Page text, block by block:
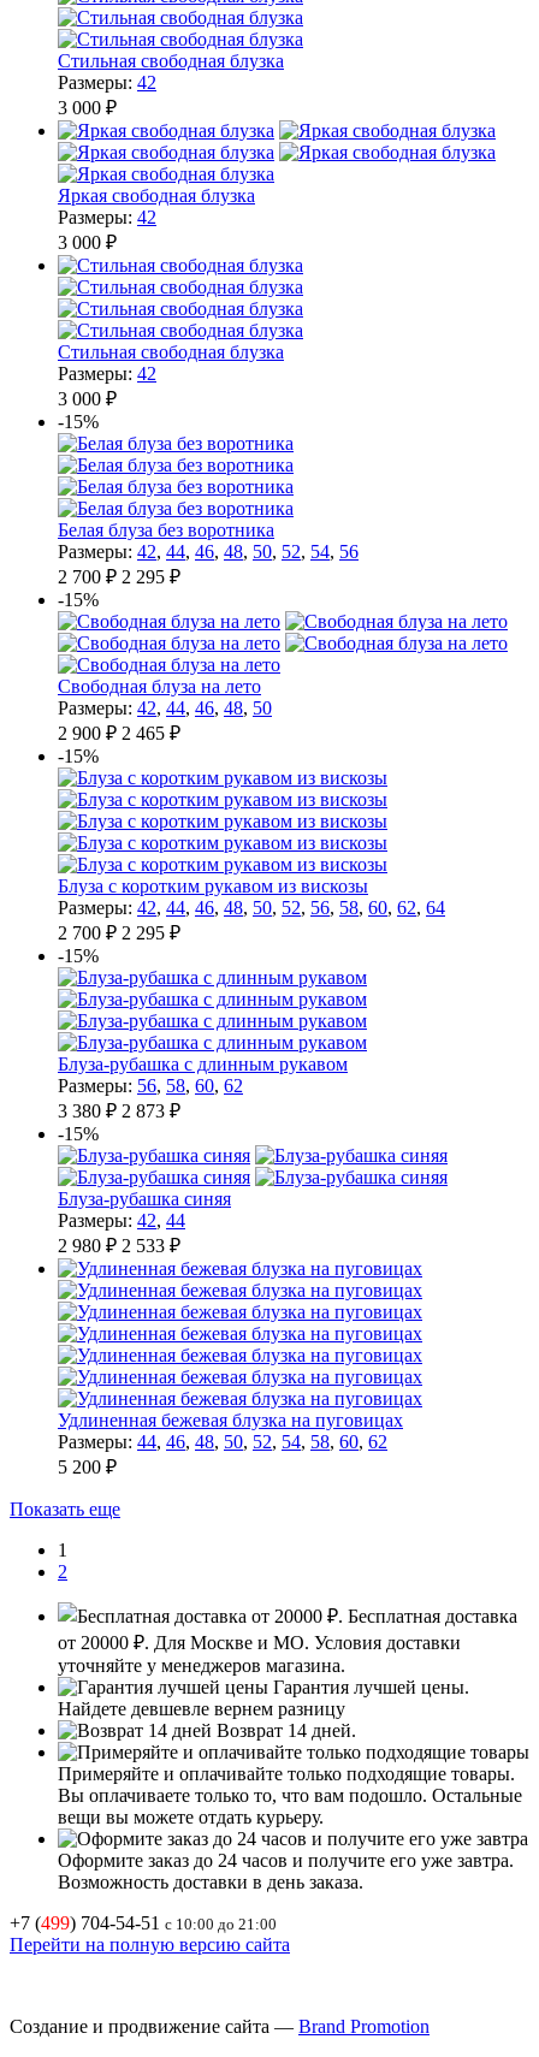
Стильная свободная блузка
Размеры: 42
3 000 ₽
Яркая свободная блузка
Размеры: 42
3 000 ₽
Стильная свободная блузка
Размеры: 42
3 000 ₽
-15%
Белая блуза без воротника
Размеры: 42, 44, 46, 48, 50, 52, 54, 56
2 700 ₽ 2 295 ₽
-15%
Свободная блуза на лето
Размеры: 42, 44, 46, 48, 50
2 900 ₽ 2 465 ₽
-15%
Блуза с коротким рукавом из вискозы
Размеры: 42, 44, 46, 48, 50, 52, 56, 58, 60, 62, 64
2 700 ₽ 2 295 ₽
-15%
Блуза-рубашка с длинным рукавом
Размеры: 56, 58, 60, 62
3 380 ₽ 2 873 ₽
-15%
Блуза-рубашка синяя
Размеры: 42, 44
2 980 ₽ 2 533 ₽
Удлиненная бежевая блузка на пуговицах
Размеры: 44, 46, 48, 50, 52, 54, 58, 60, 62
5 200 ₽
Показать еще
1
2
Бесплатная доставка
от 20000 ₽. Для Москве и МО. Условия доставки
уточняйте у менеджеров магазина.
Гарантия лучшей цены.
Найдете девшевле вернем разницу
Возврат 14 дней.
Примеряйте и оплачивайте только подходящие товары.
Вы оплачиваете только то, что вам подошло. Остальные
вещи вы можете отдать курьеру.
Оформите заказ до 24 часов и получите его уже завтра.
Возможность доставки в день заказа.
+7 (499) 704-54-51 с 10:00 до 21:00
Перейти на полную версию сайта
Создание и продвижение сайта — Brand Promotion